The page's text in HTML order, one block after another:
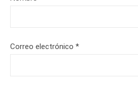
Correo electrónico *